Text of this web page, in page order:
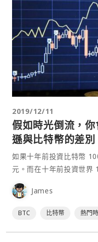
2019/12/11
假如時光倒流，
遜與比特幣的差別
如果十年前投資比特幣
元。而在十年前投資世界
遜，十年報酬率為 3,156
James
BTC 比特幣 熱門